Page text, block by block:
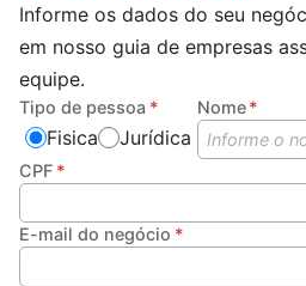
Informe os dados do seu
em nosso guia de empresas
equipe.
Tipo de pessoa
Fisica Jurídica
Nome
CPF
E-mail do negócio